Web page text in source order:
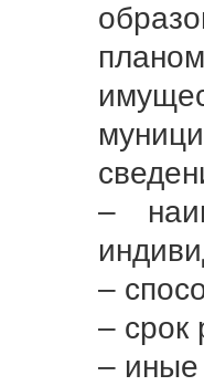
–
–
– срок
– иные